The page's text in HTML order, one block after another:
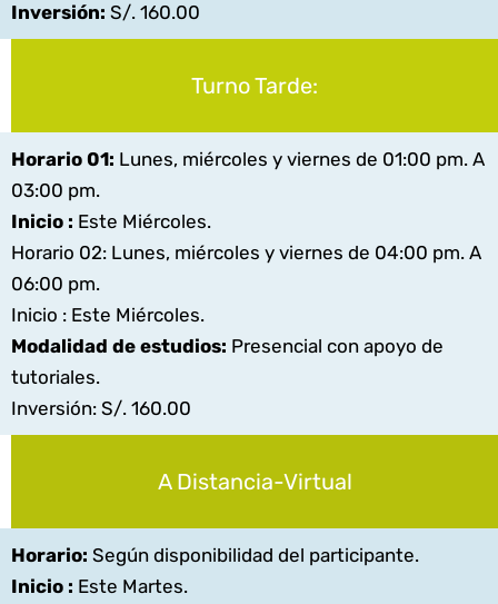
Inversión: S/. 160.00
Turno Tarde:
Horario 01: Lunes, miércoles y viernes de 01:00 pm. A
03:00 pm.
Inicio : Este Miércoles.
Horario 02: Lunes, miércoles y viernes de 04:00 pm. A
06:00 pm.
Inicio : Este Miércoles.
Modalidad de estudios: Presencial con apoyo de
tutoriales.
Inversión: S/. 160.00
A Distancia-Virtual
Horario: Según disponibilidad del participante.
Inicio : Este Martes.